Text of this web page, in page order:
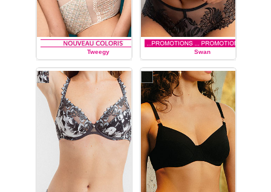
type de soutiens-gorge avec
ou sans armature, corbeille...
Tweegy
LOUISA BRACQ
Swan
LOUISA BRACQ